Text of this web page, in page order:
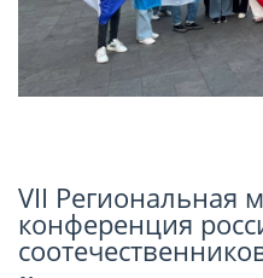
VII Региональная
конференция